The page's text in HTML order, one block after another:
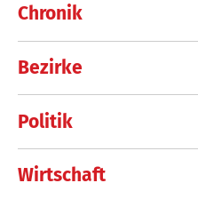
Chronik
Bezirke
Politik
Wirtschaft